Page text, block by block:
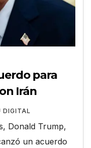
para
Irán
DIGITAL
Donald Trump,
un acuerdo